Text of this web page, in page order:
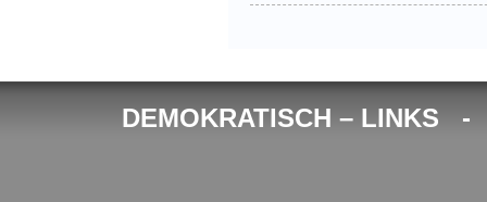
DEMOKRATISCH – LINKS